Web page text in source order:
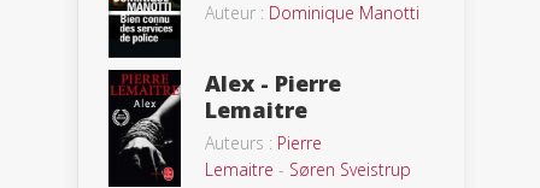
Auteur : Dominique Manotti
Alex - Pierre
Lemaitre
Auteurs : Pierre
Lemaitre - Søren Sveistrup